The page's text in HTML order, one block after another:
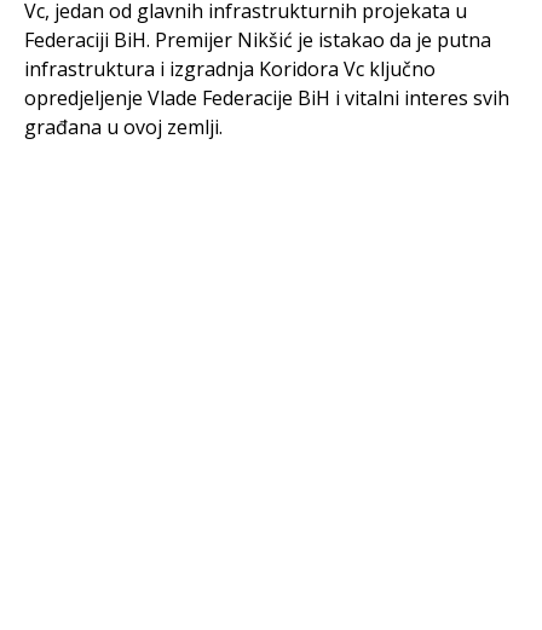
Vc, jedan od glavnih infrastrukturnih projekata u
Federaciji BiH. Premijer Nikšić je istakao da je putna
infrastruktura i izgradnja Koridora Vc ključno
opredjeljenje Vlade Federacije BiH i vitalni interes svih
građana u ovoj zemlji.